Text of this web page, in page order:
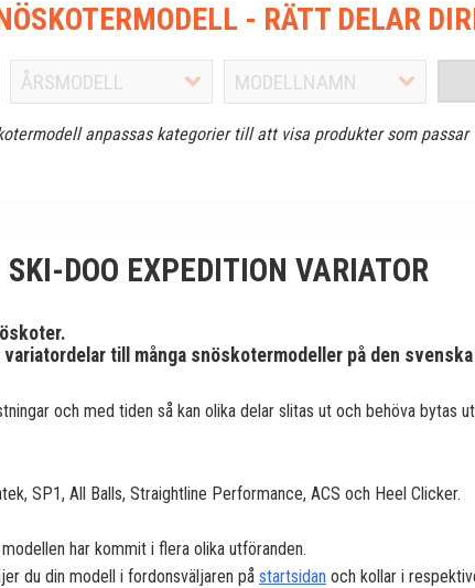
- RÄTT DELAR
anpassas kategorier till att visa produkter som passar
SKI-DOO EXPEDITION VARIATOR
till många snöskotermodeller på den
och med tiden så kan olika delar slitas ut och behöva bytas
SP1, All Balls, Straightline Performance, ACS och Heel Clicker.
har kommit i flera olika utföranden.
du din modell i fordonsväljaren på startsidan och kollar i